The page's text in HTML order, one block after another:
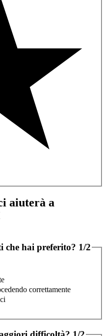
aiuterà a
che hai preferito? 1/2
correttamente